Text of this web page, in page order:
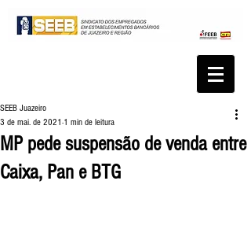
MP pede suspensão de venda entre
Caixa, Pan e BTG
SEEB Juazeiro
3 de mai. de 2021 1 min de leitura